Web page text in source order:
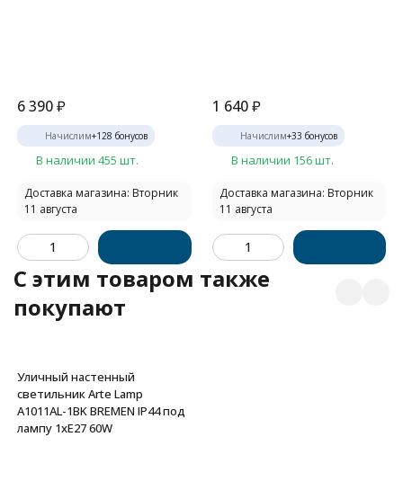
6 390₽
Начислим+128 бонусов
В наличии 455 шт.
Доставка магазина: Вторник
11 августа
1 640 ₽
Начислим+33 бонусов
В наличии 156 шт.
Доставка магазина: Вторник
11 августа
C этим товаром также
покупают
Уличный настенный
светильник Arte Lamp
A1011AL-1BK BREMEN IP44 под
лампу 1xE27 60W